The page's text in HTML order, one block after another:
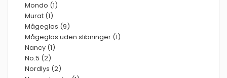
Mondo (1)
Murat (1)
Mågeglas (9)
Mågeglas uden slibninger (1)
Nancy (1)
No.5 (2)
Nordlys (2)